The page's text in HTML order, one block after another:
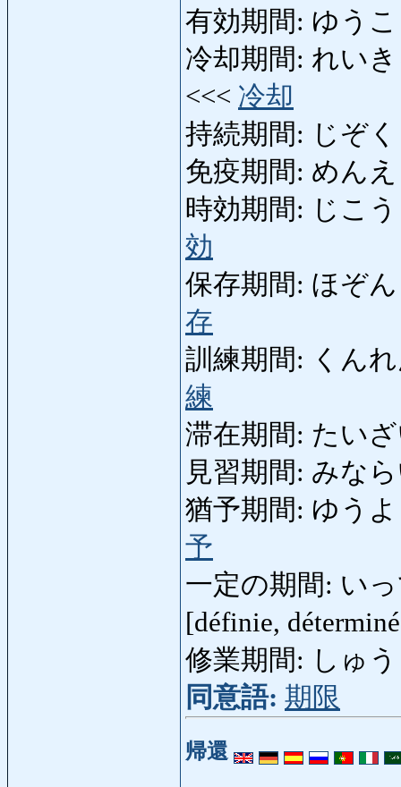
有効期間: ゆう
冷却期間: れいき
<<< 冷却
持続期間: じぞ
免疫期間: めん
時効期間: じこ
効
保存期間: ほぞん
存
訓練期間: くん
練
滞在期間: たい
見習期間: みな
猶予期間: ゆうよ
予
一定の期間: い
[définie,
修業期間: しゅ
同意語: 期限
帰還